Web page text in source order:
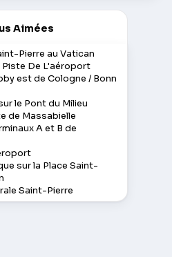
Aimées
Pierre au Vatican
De L'aéroport
est de Cologne / Bonn
le Pont du Milieu
de Massabielle
A et B de
sur la Place Saint-
Saint-Pierre